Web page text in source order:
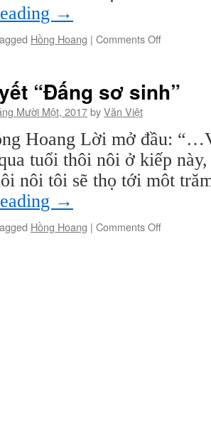
→
Hồng Hoang | Comments Offon
sơ
“Đấng sơ sinh”
Mười Một, 2017byVăn Việt
Hoang Lời mở đầu:
tuổi thôi nôi ở kiếp
nôi tôi sẽ thọ tới môt
→
Hồng Hoang | Comments Offon